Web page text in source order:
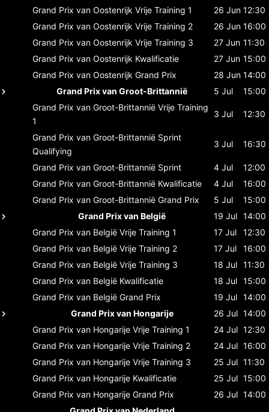
Grand Prix van Oostenrijk Vrije Training 1 26 Jun 12:30
Grand Prix van Oostenrijk Vrije Training 2 26 Jun 16:00
Grand Prix van Oostenrijk Vrije Training 3 27 Jun 11:30
Grand Prix van Oostenrijk Kwalificatie 27 Jun 15:00
Grand Prix van Oostenrijk Grand Prix 28 Jun 14:00
Grand Prix van Groot-Brittannië
5 Jul
15:00
Grand Prix van Groot-Brittannië Vrije Training
1
3 Jul 12:30
Grand Prix van Groot-Brittannië Sprint
Qualifying
3 Jul 16:30
Grand Prix van Groot-Brittannië Sprint 4 Jul
12:00
Grand Prix van Groot-Brittannië Kwalificatie 4 Jul
16:00
Grand Prix van Groot-Brittannië Grand Prix 5 Jul
15:00
Grand Prix van België
19 Jul 14:00
Grand Prix van België Vrije Training 1 17 Jul
12:30
Grand Prix van België Vrije Training 2 17 Jul
16:00
Grand Prix van België Vrije Training 3 18 Jul 11:30
Grand Prix van België Kwalificatie 18 Jul 15:00
Grand Prix van België Grand Prix 19 Jul 14:00
Grand Prix van Hongarije
26 Jul 14:00
Grand Prix van Hongarije Vrije Training 1 24 Jul 12:30
Grand Prix van Hongarije Vrije Training 2 24 Jul 16:00
Grand Prix van Hongarije Vrije Training 3 25 Jul 11:30
Grand Prix van Hongarije Kwalificatie 25 Jul 15:00
Grand Prix van Hongarije Grand Prix 26 Jul 14:00